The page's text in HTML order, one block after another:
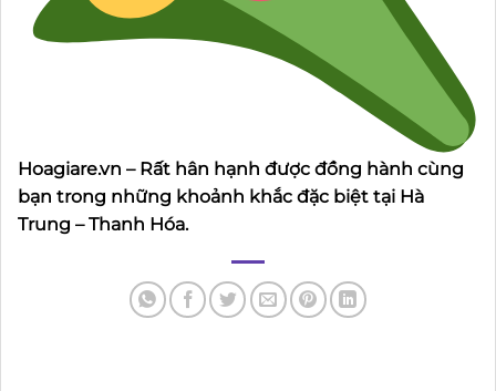
Hoagiare.vn – Rất hân hạnh được đồng hành cùng
bạn trong những khoảnh khắc đặc biệt tại Hà
Trung – Thanh Hóa.